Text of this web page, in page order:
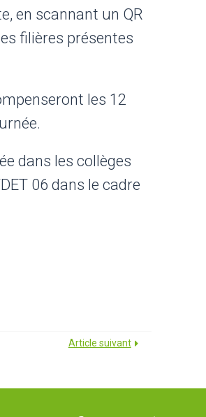
en scannant un QR
filières présentes
les 12
dans les collèges
06 dans le cadre
Article suivant